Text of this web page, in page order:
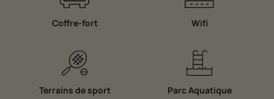
Coffre-fort Wifi
Terrains de sport Parc Aquatique